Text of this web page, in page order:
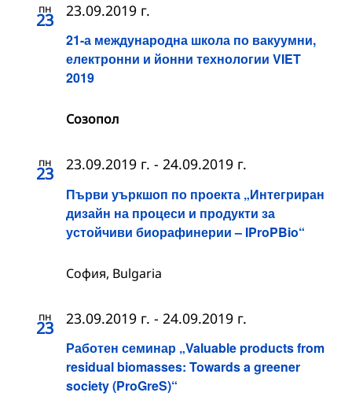
пн
23
21-а международна школа по вакуумни,
електронни и йонни технологии VIET
2019
23.09.2019 г.
Созопол
пн
23
Първи уъркшоп по проекта „Интегриран
дизайн на процеси и продукти за
устойчиви биорафинерии – IProPBio“
23.09.2019 г. - 24.09.2019 г.
София, Bulgaria
пн
23
Работен семинар „Valuable products from
residual biomasses: Towards a greener
society (ProGreS)“
23.09.2019 г. - 24.09.2019 г.